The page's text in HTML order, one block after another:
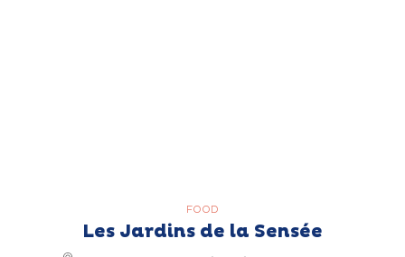
FOOD
Les Jardins de la Sensée